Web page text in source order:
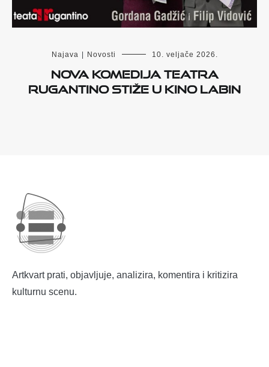
Najava | Novosti 10. veljače 2026.
Nova komedija Teatra
Rugantino stiže u Kino Labin
Artkvart prati, objavljuje, analizira, komentira i kritizira
kulturnu scenu.